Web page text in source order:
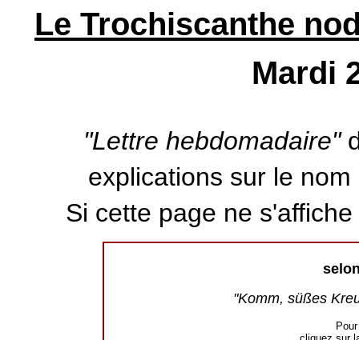
Le Trochiscanthe
Mardi
"Lettre hebdomadaire"
explications sur le
Si cette page ne
"Komm, süßes